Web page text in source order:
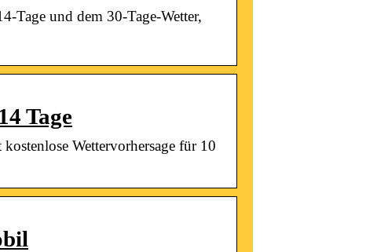
Tage und dem 30-Tage-Wetter,
Tage
Wettervorhersage für 10